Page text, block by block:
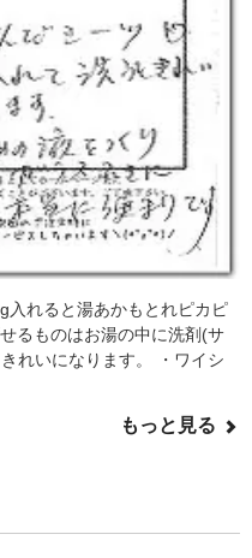
入れると湯あかもとれピカピ
るものはお湯の中に洗剤(サ
れいになります。 ・ワイシ
もっと見る